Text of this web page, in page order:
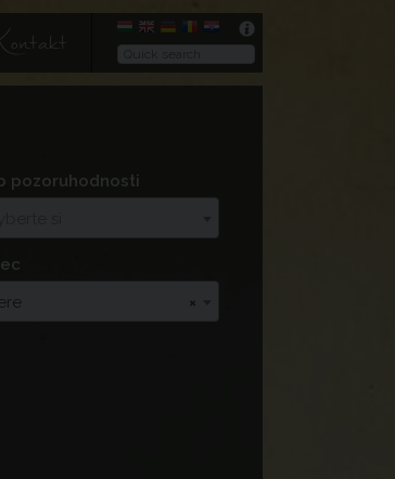
pozoruhodnosti
×